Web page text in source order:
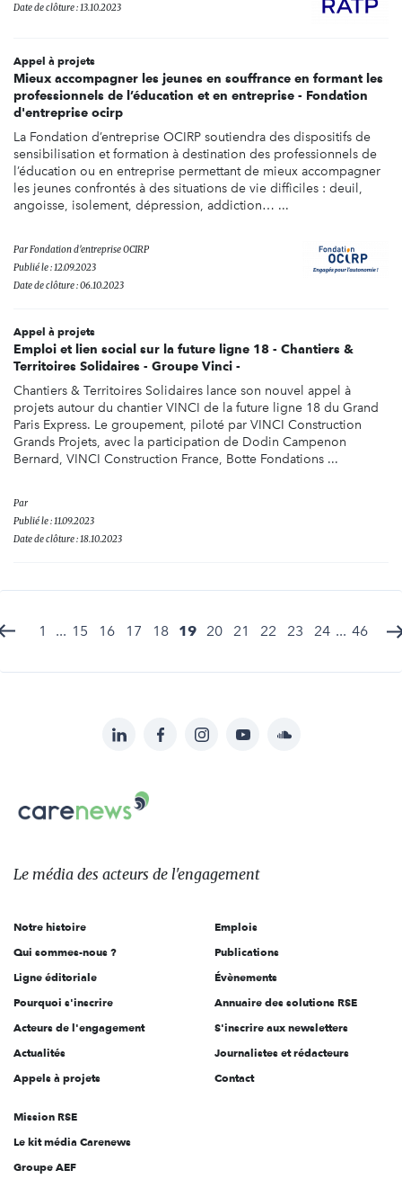
Date de clôture : 13.10.2023
Appel à projets
Mieux accompagner les jeunes en souffrance en formant les
professionnels de l’éducation et en entreprise - Fondation
d'entreprise ocirp
La Fondation d’entreprise OCIRP soutiendra des dispositifs de
sensibilisation et formation à destination des professionnels de
l’éducation ou en entreprise permettant de mieux accompagner
les jeunes confrontés à des situations de vie difficiles : deuil,
angoisse, isolement, dépression, addiction… ...
ParFondation d'entreprise OCIRP
Publié le : 12.09.2023
Date de clôture : 06.10.2023
Appel à projets
Emploi et lien social sur la future ligne 18 - Chantiers &
Territoires Solidaires - Groupe Vinci -
Chantiers & Territoires Solidaires lance son nouvel appel à
projets autour du chantier VINCI de la future ligne 18 du Grand
Paris Express. Le groupement, piloté par VINCI Construction
Grands Projets, avec la participation de Dodin Campenon
Bernard, VINCI Construction France, Botte Fondations ...
Par
Publié le : 11.09.2023
Date de clôture : 18.10.2023
1 ... 15 16 17 18 19 20 21 22 23 24 ... 46
sur:
LinkedInFacebookInstagramYouTubeSoundcloud
Carenews,
Le
des
l'engagement
Le média des acteurs de l'engagement
Notre histoire
Qui sommes-nous ?
Ligne éditoriale
Pourquoi s'inscrire
Acteurs de l'engagement
Actualités
Appels à projets
Emplois
Publications
Évènements
Annuaire des solutions RSE
S'inscrire aux newsletters
Journalistes et rédacteurs
Contact
Mission RSE
Le kit média Carenews
Groupe AEF